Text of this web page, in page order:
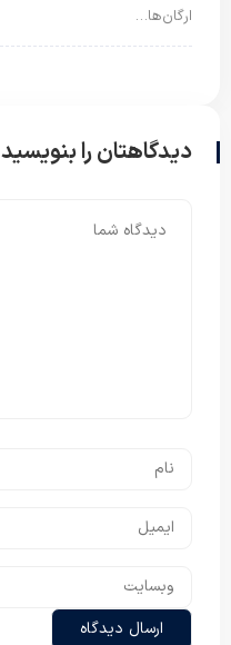
ارگان‌ها…
دیدگاهتان را بنویسید